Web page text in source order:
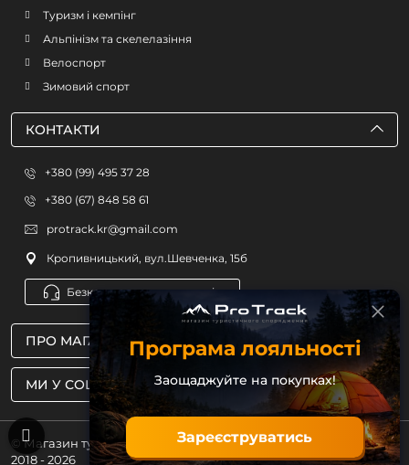
МИ У СОЦМЕРЕЖАХ
ПРО МАГАЗИН
Туризм і кемпінг
Альпінізм та скелелазіння
Велоспорт
Зимовий спорт
КОНТАКТИ
+380 (99) 495 37 28
+380 (67) 848 58 61
protrack.kr@gmail.com
Кропивницький, вул.Шевченка, 15б
Безкоштовна консультація
© Магазин туристичного спорядження ProTrack
2018 - 2026
Програма лояльності
Заощаджуйте на покупках!
Зареєструватись